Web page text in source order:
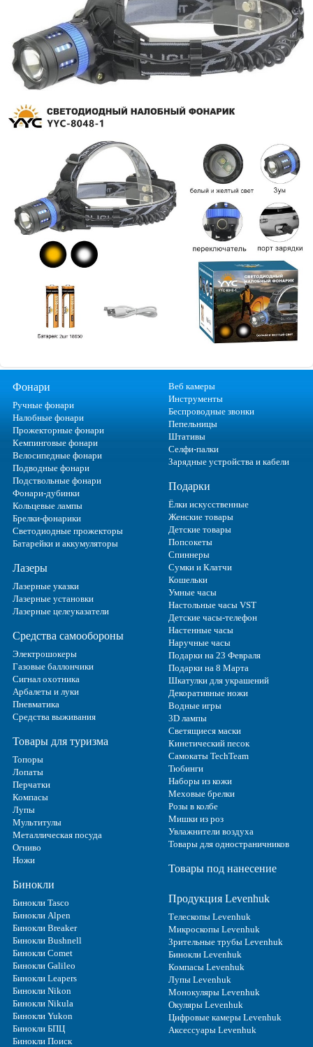
Фонари
Ручные фонари
Налобные фонари
Прожекторные фонари
Кемпинговые фонари
Велосипедные фонари
Подводные фонари
Подствольные фонари
Фонари-дубинки
Кольцевые лампы
Брелки-фонарики
Светодиодные прожекторы
Батарейки и аккумуляторы
Лазеры
Лазерные указки
Лазерные установки
Лазерные целеуказатели
Средства самообороны
Электрошокеры
Газовые баллончики
Сигнал охотника
Арбалеты и луки
Пневматика
Средства выживания
Товары для туризма
Топоры
Лопаты
Перчатки
Компасы
Лупы
Мультитулы
Металлическая посуда
Огниво
Ножи
Бинокли
Бинокли Tasco
Бинокли Alpen
Бинокли Breaker
Бинокли Bushnell
Бинокли Comet
Бинокли Galileo
Бинокли Leapers
Бинокли Nikon
Бинокли Nikula
Бинокли Yukon
Бинокли БПЦ
Бинокли Поиск
Веб камеры
Инструменты
Беспроводные звонки
Пепельницы
Штативы
Селфи-палки
Зарядные устройства и кабели
Подарки
Ёлки искусственные
Женские товары
Детские товары
Попсокеты
Спиннеры
Сумки и Клатчи
Кошельки
Умные часы
Настольные часы VST
Детские часы-телефон
Настенные часы
Наручные часы
Подарки на 23 Февраля
Подарки на 8 Марта
Шкатулки для украшений
Декоративные ножи
Водные игры
3D лампы
Светящиеся маски
Кинетический песок
Самокаты TechTeam
Тюбинги
Наборы из кожи
Меховые брелки
Розы в колбе
Мишки из роз
Увлажнители воздуха
Товары для одностраничников
Товары под нанесение
Продукция Levenhuk
Телескопы Levenhuk
Микроскопы Levenhuk
Зрительные трубы Levenhuk
Бинокли Levenhuk
Компасы Levenhuk
Лупы Levenhuk
Монокуляры Levenhuk
Окуляры Levenhuk
Цифровые камеры Levenhuk
Аксессуары Levenhuk